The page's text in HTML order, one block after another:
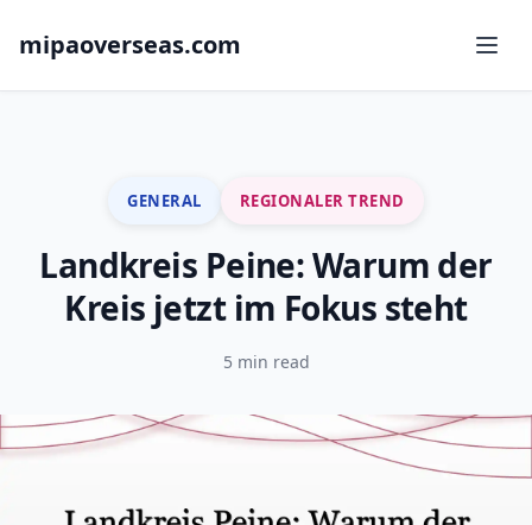
mipaoverseas.com
GENERAL REGIONALER TREND
Landkreis Peine: Warum der
Kreis jetzt im Fokus steht
5 min read